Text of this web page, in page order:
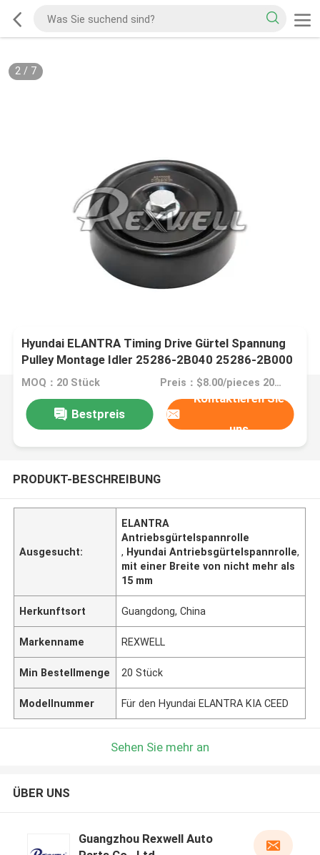
2/ 7
Hyundai ELANTRA Timing Drive Gürtel Spannung
Pulley Montage Idler 25286-2B040 25286-2B000
25286-2B010
MOQ：20 Stück Preis：$8.00/pieces 20-99 pieces
Bestpreis
Kontaktieren Sie
uns
PRODUKT-BESCHREIBUNG
Ausgesucht:
ELANTRA
Antriebsgürtelspannrolle
, Hyundai Antriebsgürtelspannrolle,
mit einer Breite von nicht mehr als
15 mm
Herkunftsort Guangdong, China
Markenname REXWELL
Min Bestellmenge 20 Stück
Modellnummer Für den Hyundai ELANTRA KIA CEED
Sehen Sie mehr an
ÜBER UNS
Guangzhou Rexwell Auto